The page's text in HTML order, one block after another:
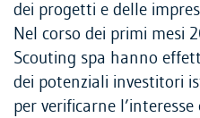
dei progetti e delle
Nel corso dei primi mesi
Scouting spa hanno
dei potenziali investitori
per verificarne